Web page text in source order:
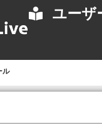
ユーザ
ル